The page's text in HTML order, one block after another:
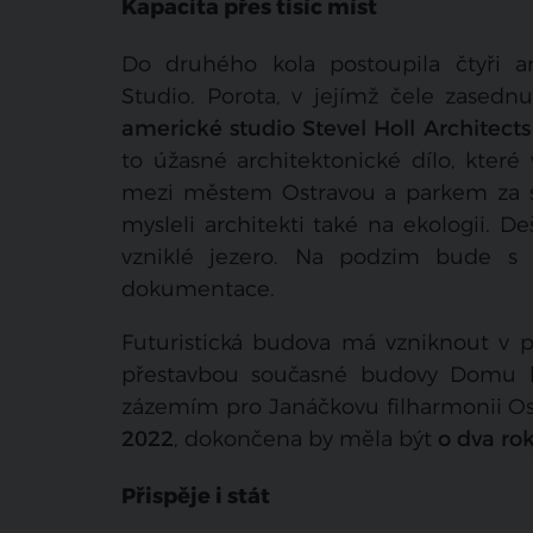
Kapacita přes tisíc míst
Do druhého kola postoupila čtyři
Studio. Porota, v jejímž čele
americké studio Stevel Holl
to úžasné architektonické dílo, které
mezi městem Ostravou a parkem za
mysleli architekti také na ekologii.
vzniklé jezero. Na podzim bude s
dokumentace.
Futuristická budova má vzniknout v
přestavbou současné budovy
zázemím pro Janáčkovu filharmonii
2022, dokončena by měla být o dva
Přispěje i stát